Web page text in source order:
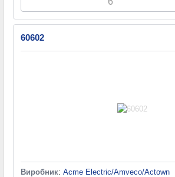
60602
Виробник: Acme Electric/Amveco/Actown